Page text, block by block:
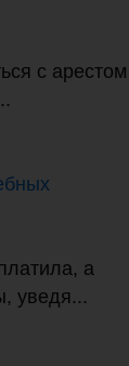
с арестом
а
уведя...